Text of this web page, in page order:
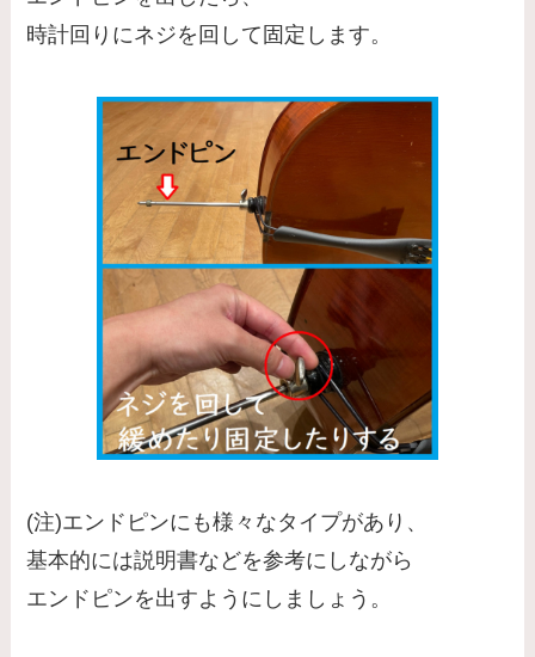
時計回りにネジを回して固定します。
(注)エンドピンにも様々なタイプがあり、
基本的には説明書などを参考にしながら
エンドピンを出すようにしましょう。